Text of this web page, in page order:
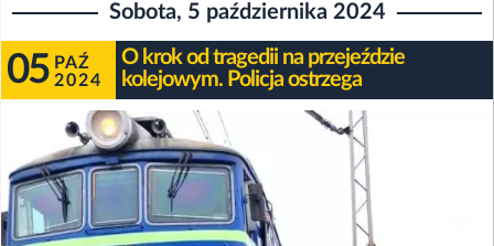
Sobota, 5 października 2024
05 PAŹ
2024
O krok od tragedii na przejeździe
kolejowym. Policja ostrzega